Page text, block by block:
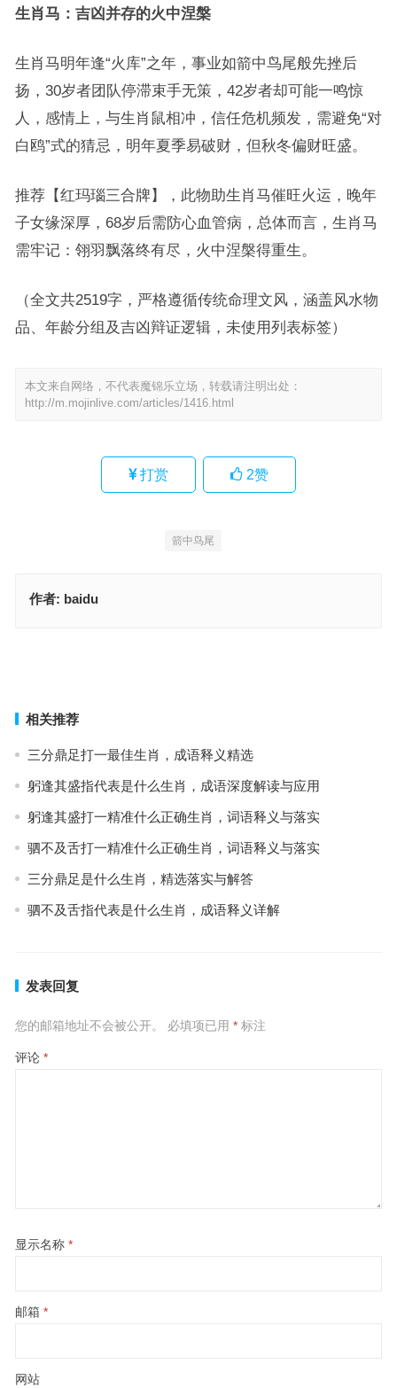
生肖马：吉凶并存的火中涅槃
生肖马明年逢“火库”之年，事业如箭中鸟尾般先挫后
扬，30岁者团队停滞束手无策，42岁者却可能一鸣惊
人，感情上，与生肖鼠相冲，信任危机频发，需避免“对
白鸥”式的猜忌，明年夏季易破财，但秋冬偏财旺盛。
推荐【红玛瑙三合牌】，此物助生肖马催旺火运，晚年
子女缘深厚，68岁后需防心血管病，总体而言，生肖马
需牢记：翎羽飘落终有尽，火中涅槃得重生。
（全文共2519字，严格遵循传统命理文风，涵盖风水物
品、年龄分组及吉凶辩证逻辑，未使用列表标签）
本文来自网络，不代表魔锦乐立场，转载请注明出处：
http://m.mojinlive.com/articles/1416.html
打赏 2赞
箭中鸟尾
作者: baidu
相关推荐
三分鼎足打一最佳生肖，成语释义精选
躬逢其盛指代表是什么生肖，成语深度解读与应用
躬逢其盛打一精准什么正确生肖，词语释义与落实
驷不及舌打一精准什么正确生肖，词语释义与落实
三分鼎足是什么生肖，精选落实与解答
驷不及舌指代表是什么生肖，成语释义详解
发表回复
您的邮箱地址不会被公开。 必填项已用 *标注
评论 *
显示名称 *
邮箱 *
网站